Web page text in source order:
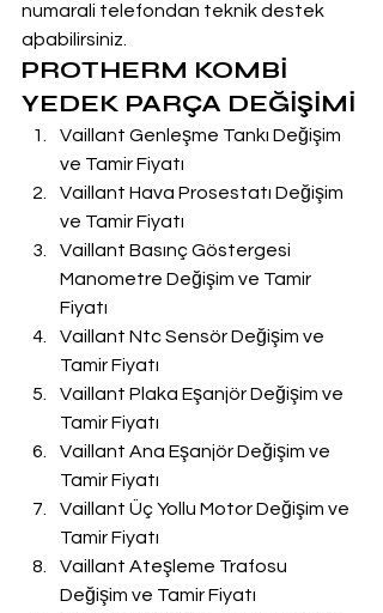
numarali telefondan teknik destek
aþabilirsiniz.
PROTHERM KOMBİ
YEDEK PARÇA DEĞİŞİMİ
Vaillant Genleşme Tankı Değişim
ve Tamir Fiyatı
Vaillant Hava Prosestatı Değişim
ve Tamir Fiyatı
Vaillant Basınç Göstergesi
Manometre Değişim ve Tamir
Fiyatı
Vaillant Ntc Sensör Değişim ve
Tamir Fiyatı
Vaillant Plaka Eşanjör Değişim ve
Tamir Fiyatı
Vaillant Ana Eşanjör Değişim ve
Tamir Fiyatı
Vaillant Üç Yollu Motor Değişim ve
Tamir Fiyatı
Vaillant Ateşleme Trafosu
Değişim ve Tamir Fiyatı